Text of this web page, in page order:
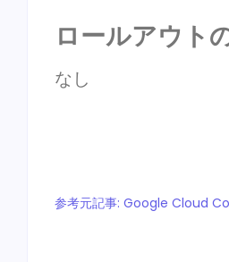
ロールアウト
なし
参考元記事: Google Cloud